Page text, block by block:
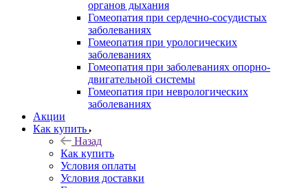
органов дыхания
Гомеопатия при сердечно-сосудистых
заболеваниях
Гомеопатия при урологических
заболеваниях
Гомеопатия при заболеваниях опорно-
двигательной системы
Гомеопатия при неврологических
заболеваниях
Акции
Как купить
Назад
Как купить
Условия оплаты
Условия доставки